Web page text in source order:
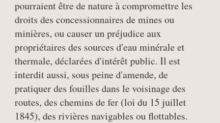
pourraient être de nature à compromettre les
droits des concessionnaires de mines ou
minières, ou causer un préjudice aux
propriétaires des sources d'eau minérale et
thermale, déclarées d'intérêt public. Il est
interdit aussi, sous peine d'amende, de
pratiquer des fouilles dans le voisinage des
routes, des chemins de fer (loi du 15 juillet
1845), des rivières navigables ou flottables.